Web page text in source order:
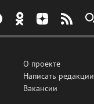
О проекте
Написать редакции
Вакансии